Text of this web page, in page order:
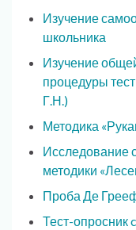
Изучение
школьника
Изучение
процедуры
Г.Н.)
Методика
Исследование
методики
Проба Де
Тест-опросник